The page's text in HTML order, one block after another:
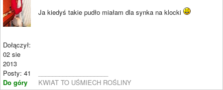
Dołączył:
02 sie
2013
Posty: 41
Do góry
Ja kiedyś takie pudło miałam dla synka na klocki
KWIAT TO UŚMIECH ROŚLINY